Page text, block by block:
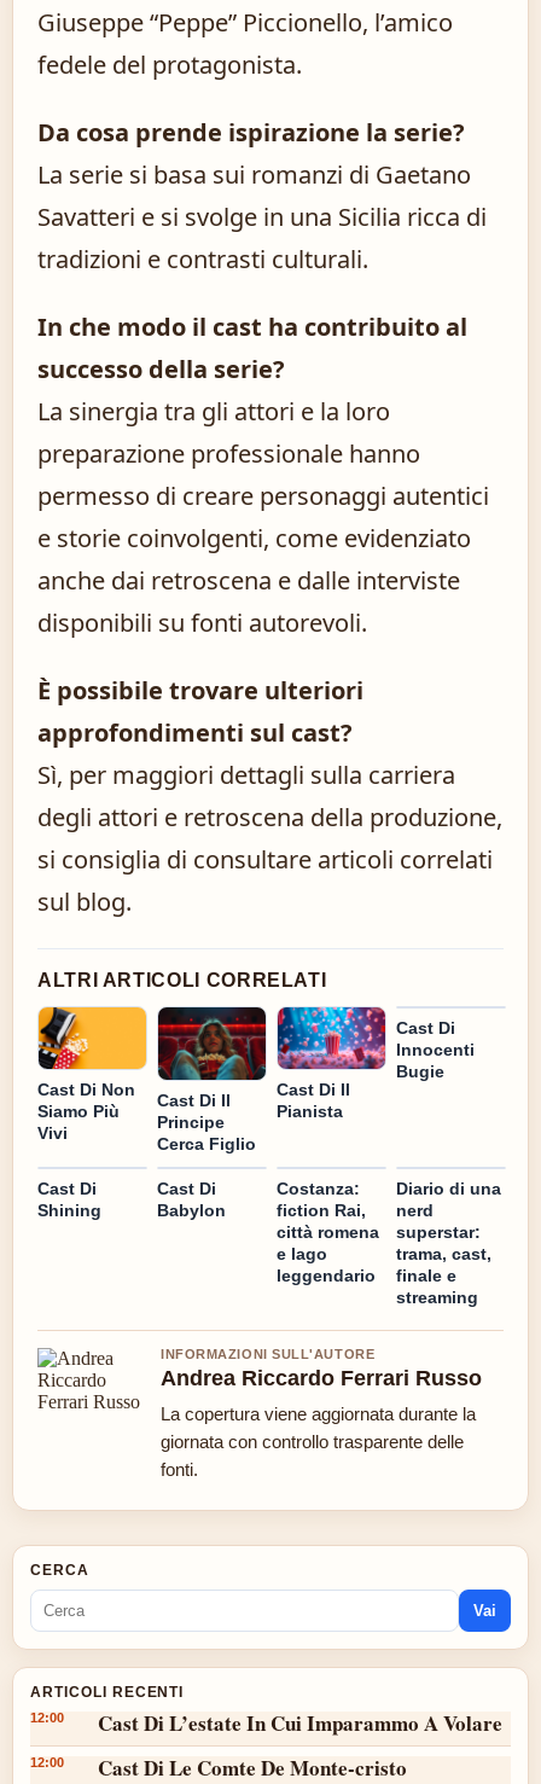
Giuseppe “Peppe” Piccionello, l’amico
fedele del protagonista.
Da cosa prende ispirazione la serie?
La serie si basa sui romanzi di Gaetano
Savatteri e si svolge in una Sicilia ricca di
tradizioni e contrasti culturali.
In che modo il cast ha contribuito al
successo della serie?
La sinergia tra gli attori e la loro
preparazione professionale hanno
permesso di creare personaggi autentici
e storie coinvolgenti, come evidenziato
anche dai retroscena e dalle interviste
disponibili su fonti autorevoli.
È possibile trovare ulteriori
approfondimenti sul cast?
Sì, per maggiori dettagli sulla carriera
degli attori e retroscena della produzione,
si consiglia di consultare articoli correlati
sul blog.
ALTRI ARTICOLI CORRELATI
Cast Di Non
Siamo Più
Vivi
Cast Di Il
Principe
Cerca Figlio
Cast Di Il
Pianista
Cast Di
Innocenti
Bugie
Cast Di
Shining
Cast Di
Babylon
Costanza:
fiction Rai,
città romena
e lago
leggendario
Diario di una
nerd
superstar:
trama, cast,
finale e
streaming
INFORMAZIONI SULL'AUTORE
Andrea Riccardo Ferrari Russo
La copertura viene aggiornata durante la
giornata con controllo trasparente delle
fonti.
CERCA
Vai
ARTICOLI RECENTI
12:00 Cast Di L’estate In Cui Imparammo A Volare
12:00 Cast Di Le Comte De Monte-cristo